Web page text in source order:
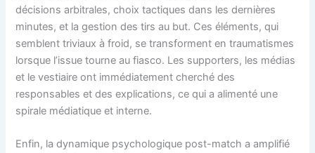
décisions arbitrales, choix tactiques dans les dernières
minutes, et la gestion des tirs au but. Ces éléments, qui
semblent triviaux à froid, se transforment en traumatismes
lorsque l’issue tourne au fiasco. Les supporters, les médias
et le vestiaire ont immédiatement cherché des
responsables et des explications, ce qui a alimenté une
spirale médiatique et interne.
Enfin, la dynamique psychologique post-match a amplifié